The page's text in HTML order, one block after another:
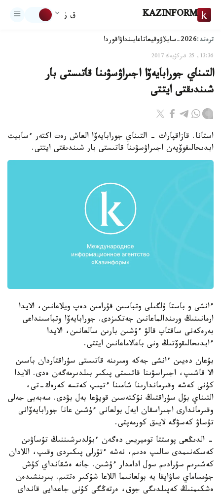
KAZINFORM ق ز
ترەند:2026-سايلاۋ وقيعاتاعايىنداۋاقوردا
13:36, 25 قىركۇيەك 2017
التىناي جورابايەۆا اجىراۋسۋىنا قاتىستى بار
شىندىقتى ايتتى
استانا. قازاقپارات - التىناي جورابايەۆا العاش رەت اكتەر ءسابيت
ابدىحالىقوۆپەن اجىراۋسۋىنا قاتىستى بار شىندىقتى ايتتى.
ءانشى و باستا ۇلگىلى وتباسىن قۇرامىن دەپ ويلاعانىن، الايدا
ارمانىنىڭ ورىندالماعانىن جەتكىزدى. جورابايەۆا وتباسىنداعى
بەرەكەنى ساقتاپ قالۋ ءۇشىن بارىن سالعانىن، الايدا
ءابدىحالىقوۆتىڭ ونى باعالاماعانىن ايتتى.
بۇعان دەيىن ءانشى جەكە ومىرىنە قاتىستى سۇراقتاردان باسىن
الا قاشىپ، اجىراسۋىنا قاتىستى پىكىر بىلدىرمەگەن ەدى. الايدا
كۇنى كەشە وقىرماندارىنا شامىنا ءتيىپ كەتسە كەرەك-تى،
التىناي بۇل سۇراقتىڭ نۇكتەسىن قويۋعا بەل بۋدى. سەبەبى جەلى
وقىرماندارى اجىراسقان ايەل بولعانى ءۇشىن عانا جورابايەۆانى
تۇساۋ كەسۋگە لايىق كورمەپتى.
- الدىڭعى پوستتا توميريس دەگەن ءبۇلدىرشىننىڭ تۇساۋىن
كەسكەنىمدى سالىپ ەدىم، نەشە ءتۇرلى پىكىردى وقىپ، اللادان
كەشىرىم سۇرادىم سول ادامدار ءۇشىن. جانە ەشقانداي كۇش
جۇمساماي ساۋاپقا يە بولعانىما اللاعا شۇكىر ەتتىم. بىرىنشىدەن
ەشكىمنىڭ كەپىلدىگى جوق، ەرتەڭگى كۇنى جاعدايى قانداي